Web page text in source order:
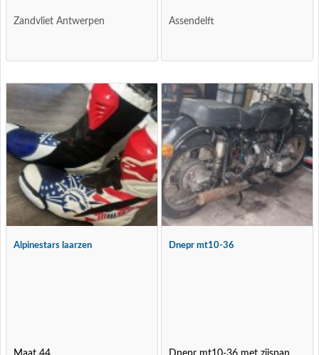
Zandvliet Antwerpen Assendelft
Alpinestars laarzen Dnepr mt10-36